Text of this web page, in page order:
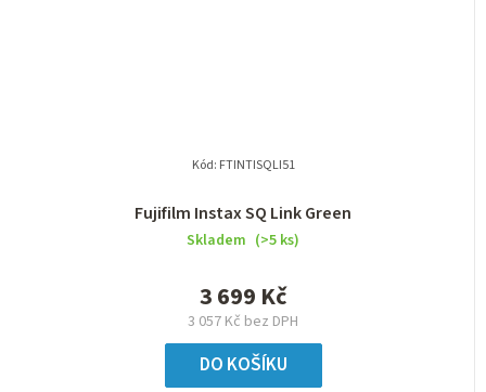
Fujifilm Instax SQ Link Green
Skladem (>5 ks)
3 057 Kč bez DPH
3 699 Kč
DO KOŠÍKU
Kód: FTINTISQLI51